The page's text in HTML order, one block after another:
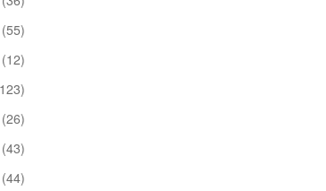
(55)
(12)
(26)
(43)
(44)